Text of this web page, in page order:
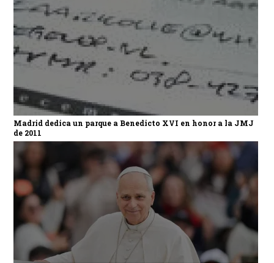
Madrid dedica un parque a Benedicto XVI en honor a la JMJ
de 2011